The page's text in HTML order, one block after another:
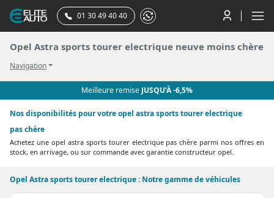
01 30 49 40 40
Opel Astra sports tourer electrique neuve moins chère
Navigation
Meilleure remise JUSQU’À -6,5%
Nos disponibilités pour votre opel astra sports tourer electrique
pas chère
Achetez une opel astra sports tourer electrique pas chère parmi nos offres en
stock, en arrivage, ou sur commande avec garantie constructeur opel.
Opel Astra sports tourer electrique : Notre gamme de véhicules